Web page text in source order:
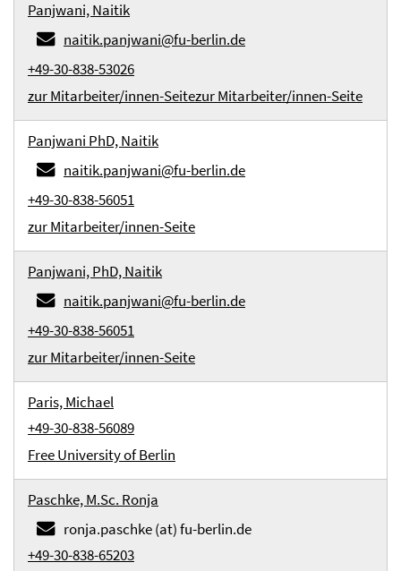
Panjwani, Naitik
naitik.panjwani@fu-berlin.de
+49-30-838-53026
zur Mitarbeiter/innen-Seitezur Mitarbeiter/innen-Seite
Panjwani PhD, Naitik
naitik.panjwani@fu-berlin.de
+49-30-838-56051
zur Mitarbeiter/innen-Seite
Panjwani, PhD, Naitik
naitik.panjwani@fu-berlin.de
+49-30-838-56051
zur Mitarbeiter/innen-Seite
Paris, Michael
+49-30-838-56089
Free University of Berlin
Paschke, M.Sc. Ronja
ronja.paschke (at) fu-berlin.de
+49-30-838-65203